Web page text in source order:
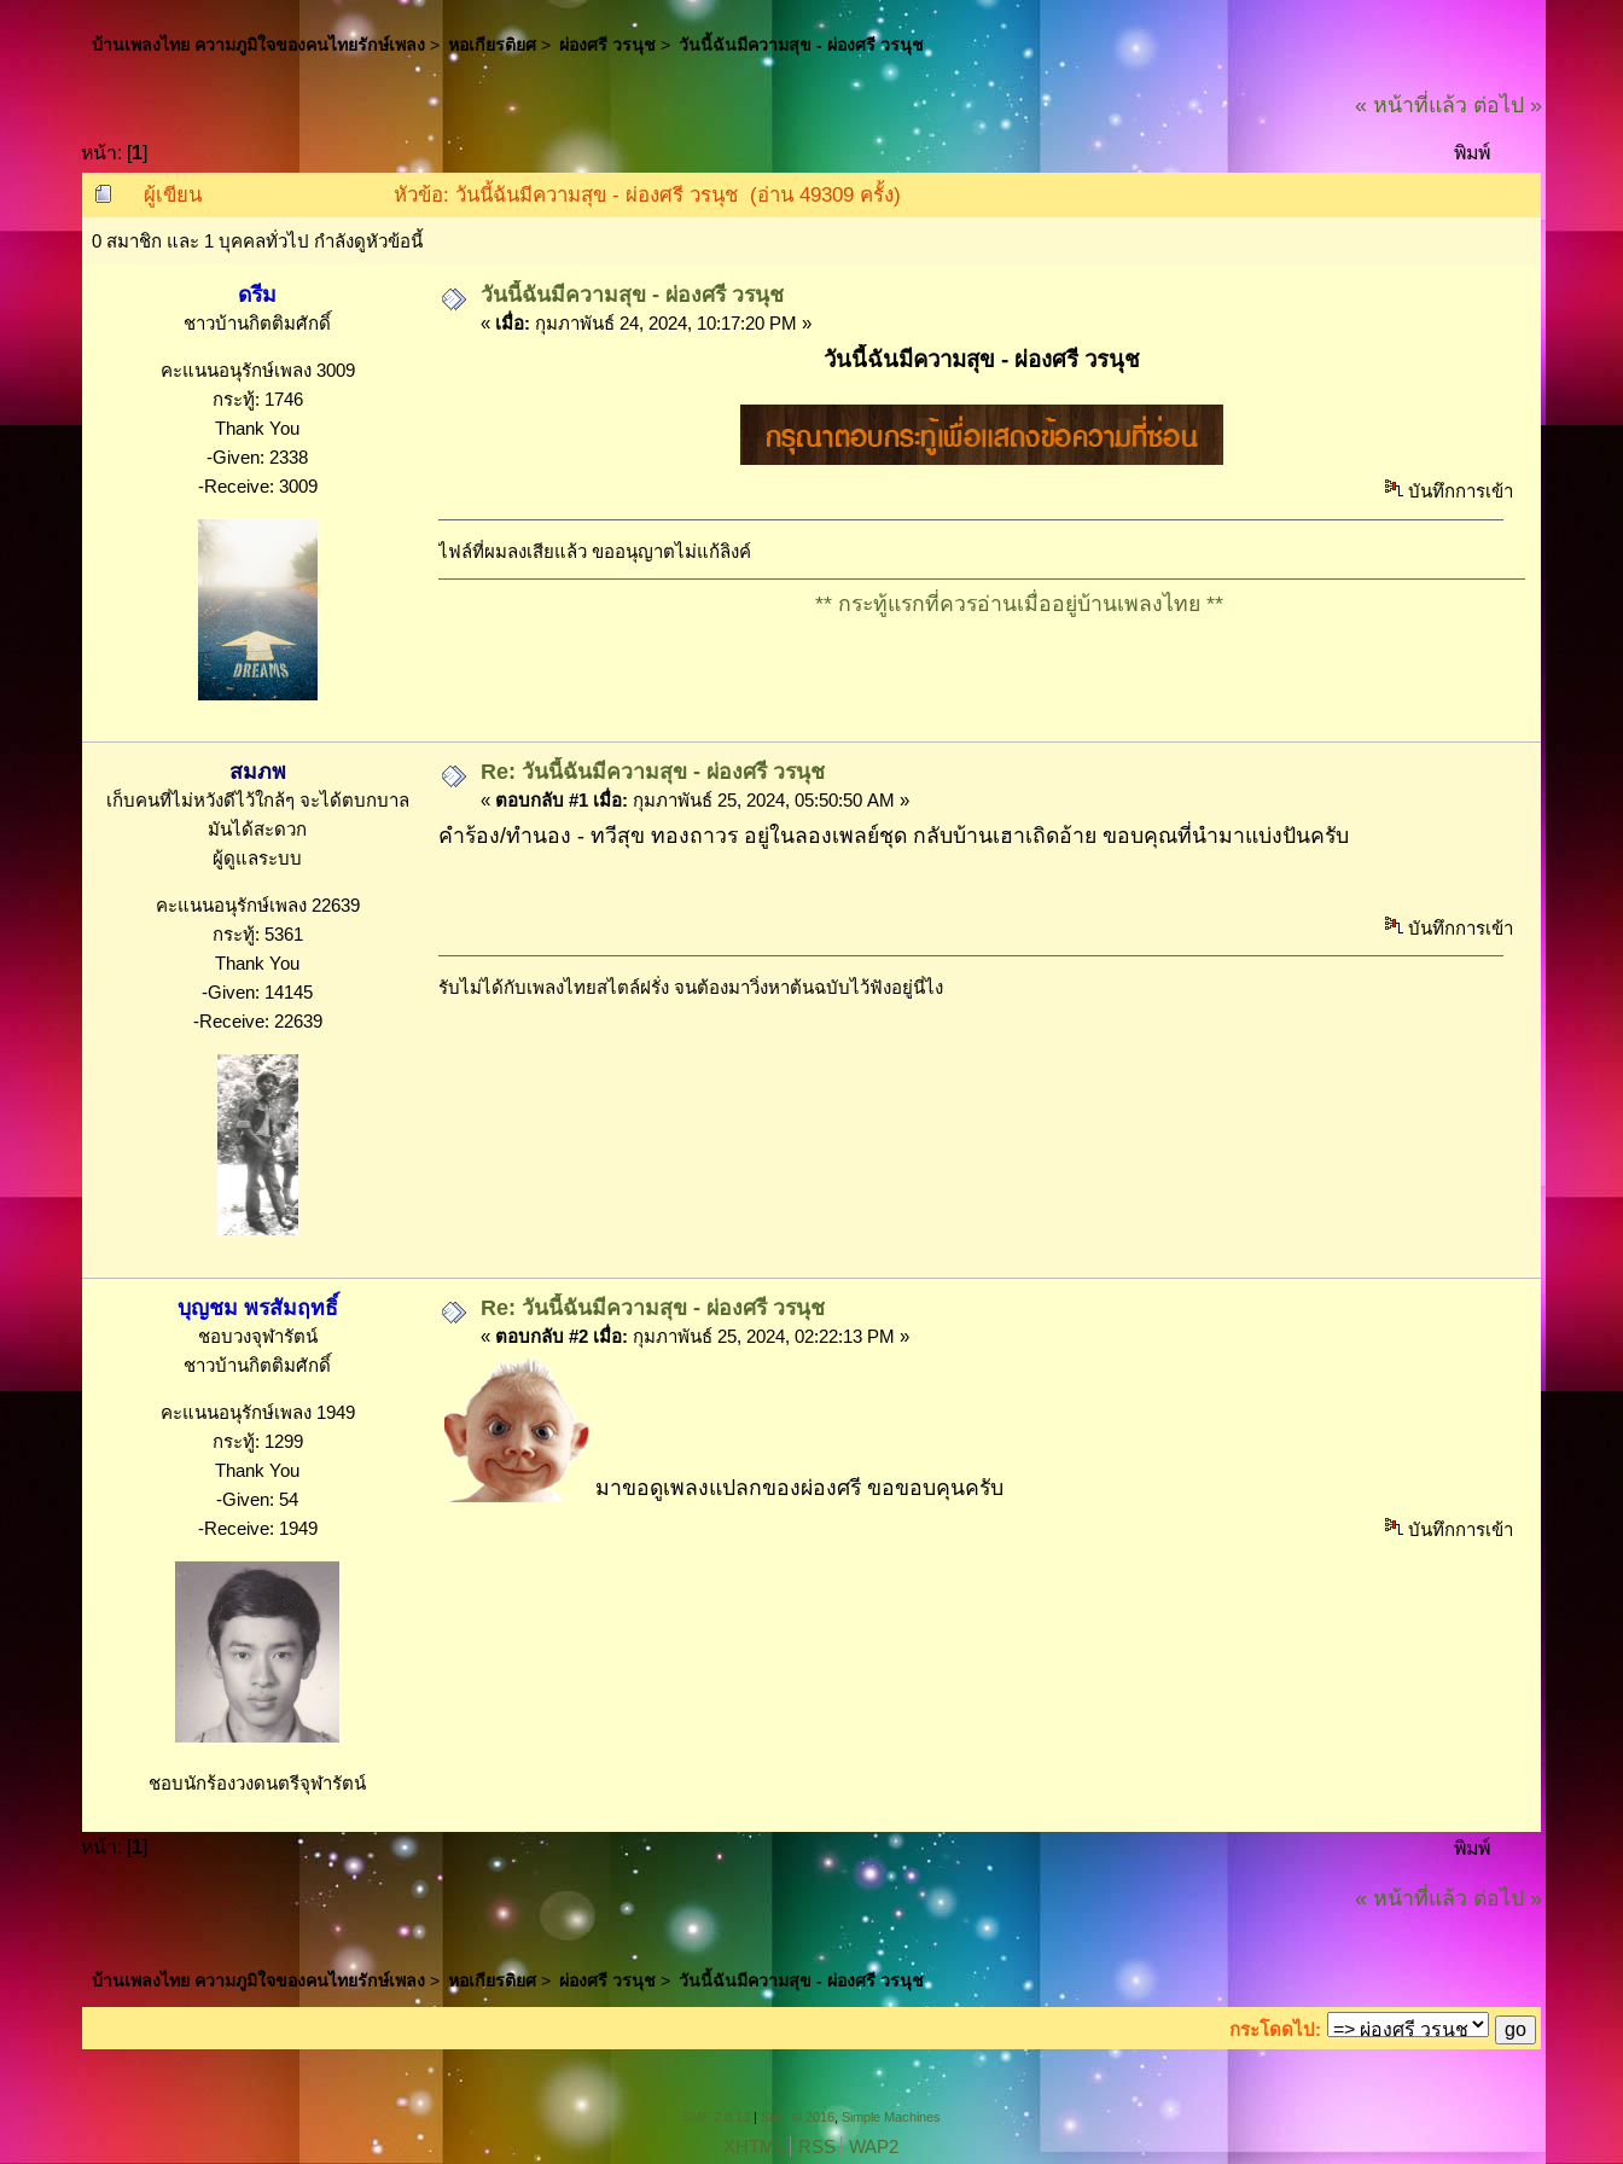
บ้านเพลงไทย ความภูมิใจของคนไทยรักษ์เพลง > หอเกียรติยศ> ผ่องศรี วรนุช > วันนี้ฉันมีความสุข - ผ่องศรี วรนุช
« หน้าที่แล้ว ต่อไป »
หน้า: [1] พิมพ์
ผู้เขียน หัวข้อ: วันนี้ฉันมีความสุข - ผ่องศรี วรนุช (อ่าน 49309 ครั้ง)
0 สมาชิก และ 1 บุคคลทั่วไป กำลังดูหัวข้อนี้
ดรีม
ชาวบ้านกิตติมศักดิ์
คะแนนอนุรักษ์เพลง 3009
กระทู้: 1746
Thank You
-Given: 2338
-Receive: 3009
วันนี้ฉันมีความสุข - ผ่องศรี วรนุช
« เมื่อ: กุมภาพันธ์ 24, 2024, 10:17:20 PM »
วันนี้ฉันมีความสุข - ผ่องศรี วรนุช
บันทึกการเข้า
ไฟล์ที่ผมลงเสียแล้ว ขออนุญาตไม่แก้ลิงค์
** กระทู้แรกที่ควรอ่านเมื่ออยู่บ้านเพลงไทย **
สมภพ
เก็บคนที่ไม่หวังดีไว้ใกล้ๆ จะได้ตบกบาล
มันได้สะดวก
ผู้ดูแลระบบ
คะแนนอนุรักษ์เพลง 22639
กระทู้: 5361
Thank You
-Given: 14145
-Receive: 22639
Re: วันนี้ฉันมีความสุข - ผ่องศรี วรนุช
« ตอบกลับ #1 เมื่อ: กุมภาพันธ์ 25, 2024, 05:50:50 AM »
คำร้อง/ทำนอง - ทวีสุข ทองถาวร อยู่ในลองเพลย์ชุด กลับบ้านเฮาเถิดอ้าย ขอบคุณที่นำมาแบ่งปันครับ
บันทึกการเข้า
รับไม่ได้กับเพลงไทยสไตล์ฝรั่ง จนต้องมาวิ่งหาต้นฉบับไว้ฟังอยู่นี่ไง
บุญชม พรสัมฤทธิ์
ชอบวงจุฬารัตน์
ชาวบ้านกิตติมศักดิ์
คะแนนอนุรักษ์เพลง 1949
กระทู้: 1299
Thank You
-Given: 54
-Receive: 1949
ชอบนักร้องวงดนตรีจุฬารัตน์
Re: วันนี้ฉันมีความสุข - ผ่องศรี วรนุช
« ตอบกลับ #2 เมื่อ: กุมภาพันธ์ 25, 2024, 02:22:13 PM »
มาขอดูเพลงแปลกของผ่องศรี ขอขอบคุนครับ
บันทึกการเข้า
พิมพ์
หน้า: [1]
« หน้าที่แล้ว ต่อไป »
บ้านเพลงไทย ความภูมิใจของคนไทยรักษ์เพลง > หอเกียรติยศ> ผ่องศรี วรนุช > วันนี้ฉันมีความสุข - ผ่องศรี วรนุช
กระโดดไป:
SMF 2.0.13 | SMF © 2016 Simple Machines
XHTML RSS WAP2